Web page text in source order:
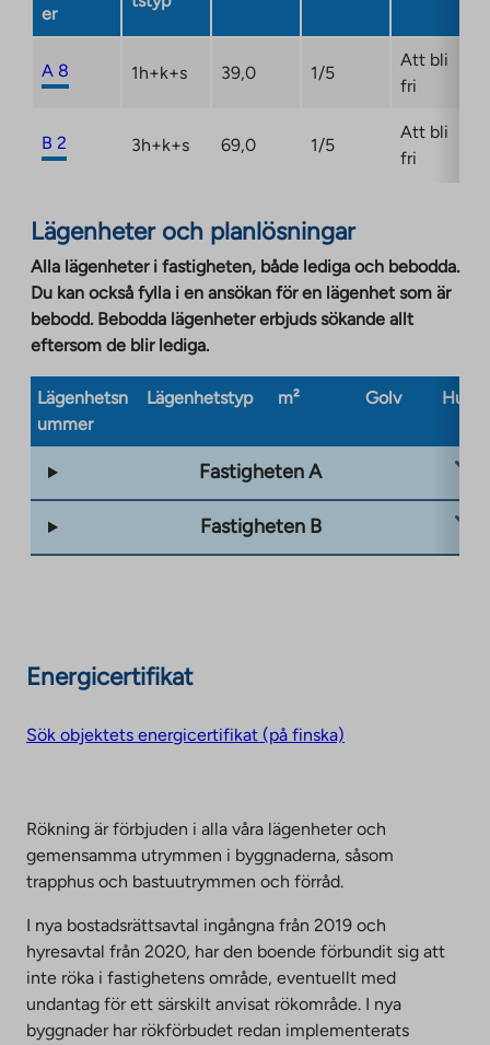
er
A 8 1h+k+s 39,0 1/5
Att bli
fri
B 2 3h+k+s 69,0 1/5
Att bli
fri
Lägenheter och planlösningar
Alla lägenheter i fastigheten, både lediga och bebodda.
Du kan också fylla i en ansökan för en lägenhet som är
bebodd. Bebodda lägenheter erbjuds sökande allt
eftersom de blir lediga.
Lägenhetsn
ummer
Lägenhetstyp m² Golv
Fastigheten A
Fastigheten B
Energicertifikat
Sök objektets energicertifikat (på finska)
Rökning är förbjuden i alla våra lägenheter och
gemensamma utrymmen i byggnaderna, såsom
trapphus och bastuutrymmen och förråd.
I nya bostadsrättsavtal ingångna från 2019 och
hyresavtal från 2020, har den boende förbundit sig att
inte röka i fastighetens område, eventuellt med
undantag för ett särskilt anvisat rökområde. I nya
byggnader har rökförbudet redan implementerats